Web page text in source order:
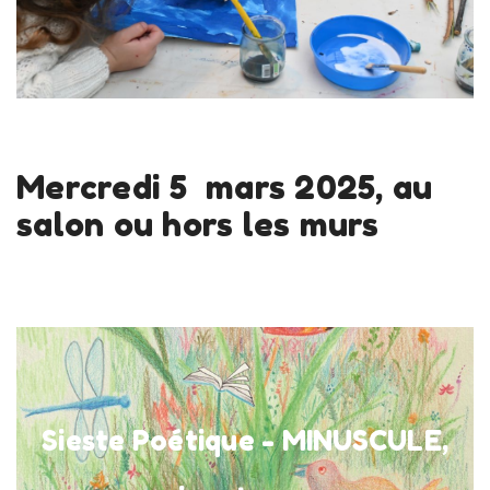
En savoir plus
Mercredi 5 mars 2025, au
salon ou hors les murs
Sieste Poétique - MINUSCULE,
Spectacle dès 4 ans
Mercredi 5 mars
10 h 15 et 11 h 15